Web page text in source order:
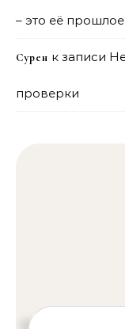
– это её прошлое
Сурен к записи
проверки